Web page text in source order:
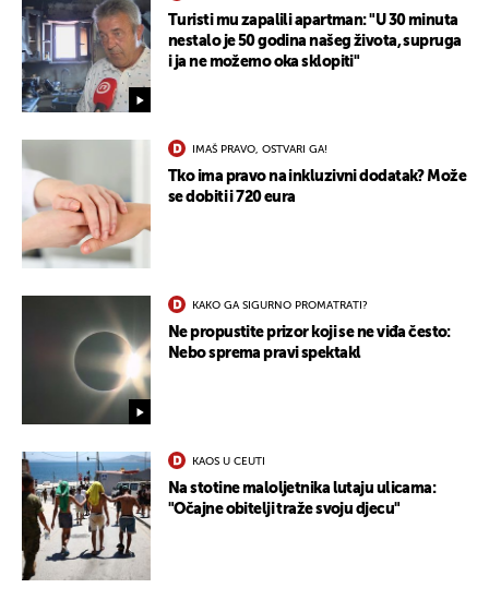
Turisti mu zapalili apartman: "U 30 minuta
nestalo je 50 godina našeg života, supruga
i ja ne možemo oka sklopiti"
IMAŠ PRAVO, OSTVARI GA!
Tko ima pravo na inkluzivni dodatak? Može
se dobiti i 720 eura
KAKO GA SIGURNO PROMATRATI?
Ne propustite prizor koji se ne viđa često:
Nebo sprema pravi spektakl
KAOS U CEUTI
Na stotine maloljetnika lutaju ulicama:
"Očajne obitelji traže svoju djecu"